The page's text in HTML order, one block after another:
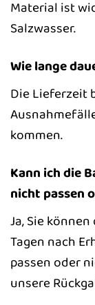
Material ist
Salzwasser.
Wie lange
Die Lieferzeit
kommen.
Kann ich die
nicht passen
Ja, Sie
Tagen nach
passen oder
unsere